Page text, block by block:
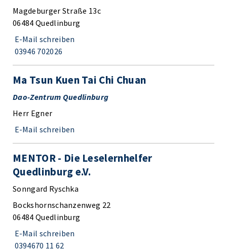
Magdeburger Straße 13c
06484 Quedlinburg
E-Mail schreiben
03946 702026
Ma Tsun Kuen Tai Chi Chuan
Dao-Zentrum Quedlinburg
Herr Egner
E-Mail schreiben
MENTOR - Die Leselernhelfer
Quedlinburg e.V.
Sonngard Ryschka
Bockshornschanzenweg 22
06484 Quedlinburg
E-Mail schreiben
0394670 11 62